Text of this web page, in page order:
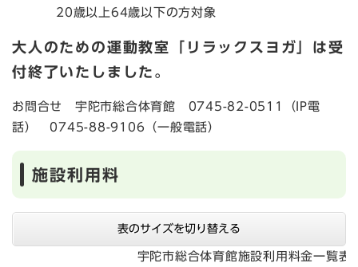
20歳以上64歳以下の方対象
大人のための運動教室「リラックスヨガ」は受
付終了いたしました。
お問合せ 宇陀市総合体育館 0745-82-0511（IP電
話） 0745-88-9106（一般電話）
施設利用料
表のサイズを切り替える
宇陀市総合体育館施設利用料金一覧表